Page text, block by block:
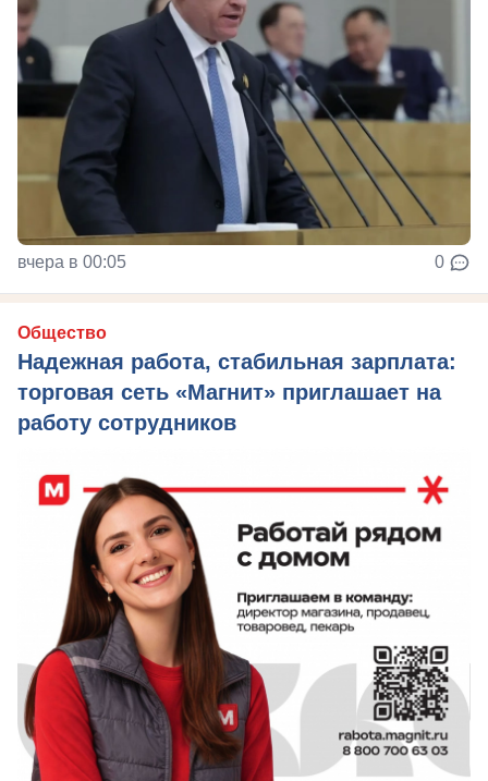
вчера в 00:05 0
Общество
Надежная работа, стабильная зарплата:
торговая сеть «Магнит» приглашает на
работу сотрудников